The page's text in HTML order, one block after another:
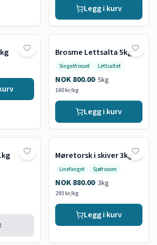
Legg i kurv
Brosme Lettsalta 5kg
Singelfrosset Lettsaltet
NOK 800.00· 5kg
160 kr/kg
Legg i kurv
Møretorsk i skiver 3kg
Linefanget Sjøfrossen
NOK 880.00· 3kg
293 kr/kg
Legg i kurv